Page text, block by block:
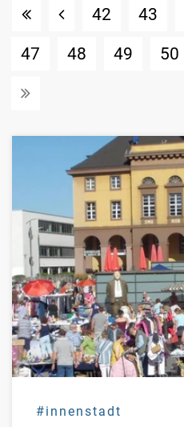
42 43
47
48 49 50
#innenstadt